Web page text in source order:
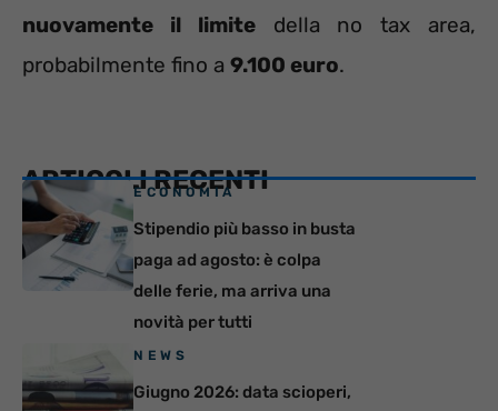
nuovamente il limitedella no tax area,
probabilmente fino a 9.100 euro.
ARTICOLI RECENTI
ECONOMIA
Stipendio più basso in busta
paga ad agosto: è colpa
delle ferie, ma arriva una
novità per tutti
NEWS
Giugno 2026: data scioperi,